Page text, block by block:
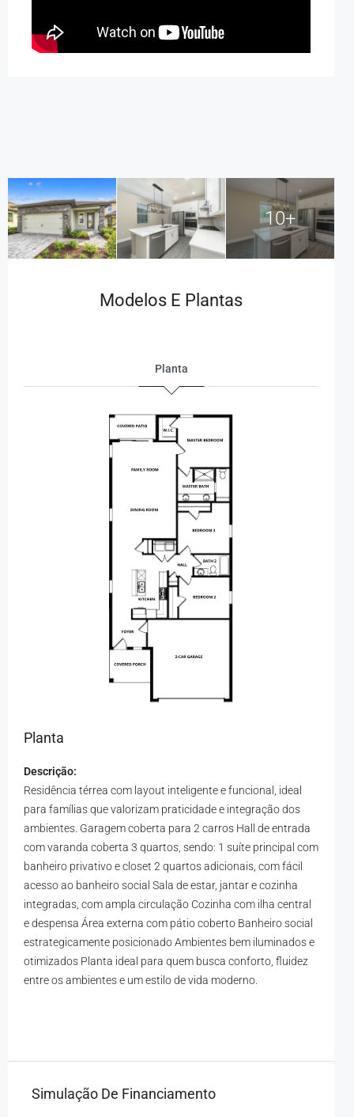
10+
Modelos E Plantas
Planta
Planta
Descrição:
Residência térrea com layout inteligente e funcional, ideal
para famílias que valorizam praticidade e integração dos
ambientes. Garagem coberta para 2 carros Hall de entrada
com varanda coberta 3 quartos, sendo: 1 suíte principal com
banheiro privativo e closet 2 quartos adicionais, com fácil
acesso ao banheiro social Sala de estar, jantar e cozinha
integradas, com ampla circulação Cozinha com ilha central
e despensa Área externa com pátio coberto Banheiro social
estrategicamente posicionado Ambientes bem iluminados e
otimizados Planta ideal para quem busca conforto, fluidez
entre os ambientes e um estilo de vida moderno.
Simulação De Financiamento